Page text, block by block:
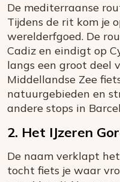
De mediterraanse
Tijdens de rit kom je
werelderfgoed. De
Cadiz en eindigt op
langs een groot deel
Middellandse Zee
natuurgebieden en
andere stops in
2. Het IJzeren
De naam verklapt
tocht fiets je waar